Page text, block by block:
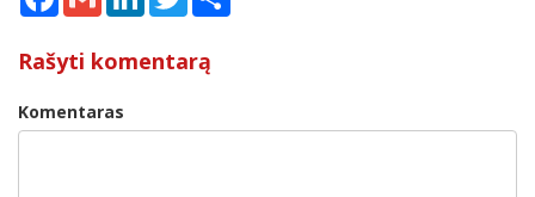
Rašyti komentarą
Komentaras